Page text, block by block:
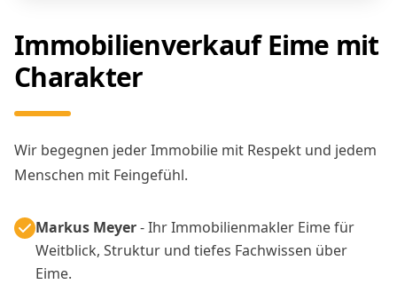
Immobilienverkauf Eime mit
Charakter
Wir begegnen jeder Immobilie mit Respekt und jedem
Menschen mit Feingefühl.
Markus Meyer- Ihr Immobilienmakler Eime für
Weitblick, Struktur und tiefes Fachwissen über
Eime.